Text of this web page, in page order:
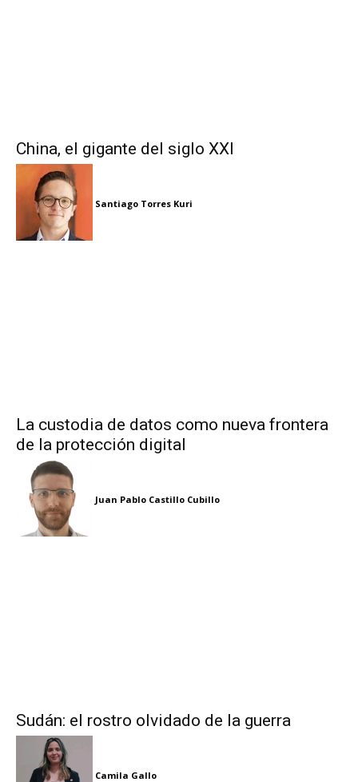
China, el gigante del siglo XXI
Santiago Torres Kuri
La custodia de datos como nueva frontera
de la protección digital
Juan Pablo Castillo Cubillo
Sudán: el rostro olvidado de la guerra
Camila Gallo